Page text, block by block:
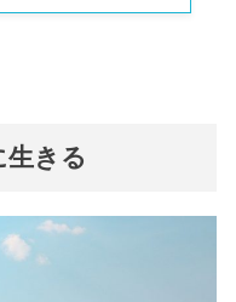
生きる